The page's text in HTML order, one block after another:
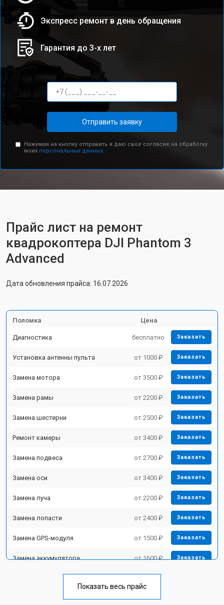
Экспресс ремонт в день обращения
Гарантия до 3-х лет
Отправить заявку
Нажимая на кнопку отправить я даю свое согласие на обработку
моих персональных данных.
Прайс лист на ремонт
квадрокоптера DJI Phantom 3
Advanced
Дата обновления прайса: 16.07.2026
Поломка Цена
Диагностика бесплатно Заказать
Установка антенны пульта от 1000 ₽ Заказать
Замена мотора от 3500 ₽ Заказать
Замена рамы от 2200 ₽ Заказать
Замена шестерни от 2500 ₽ Заказать
Ремонт камеры от 3400 ₽ Заказать
Замена подвеса от 2700 ₽ Заказать
Замена оси от 3400 ₽ Заказать
Замена луча от 2200 ₽ Заказать
Замена лопасти от 2400 ₽ Заказать
Замена GPS-модуля от 1500 ₽ Заказать
Замена аккумулятора от 1600 ₽ Заказать
от 1800 ₽
Показать весь прайс